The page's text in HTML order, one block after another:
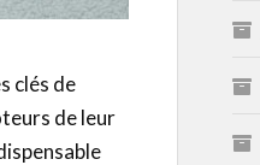
clés de
de leur